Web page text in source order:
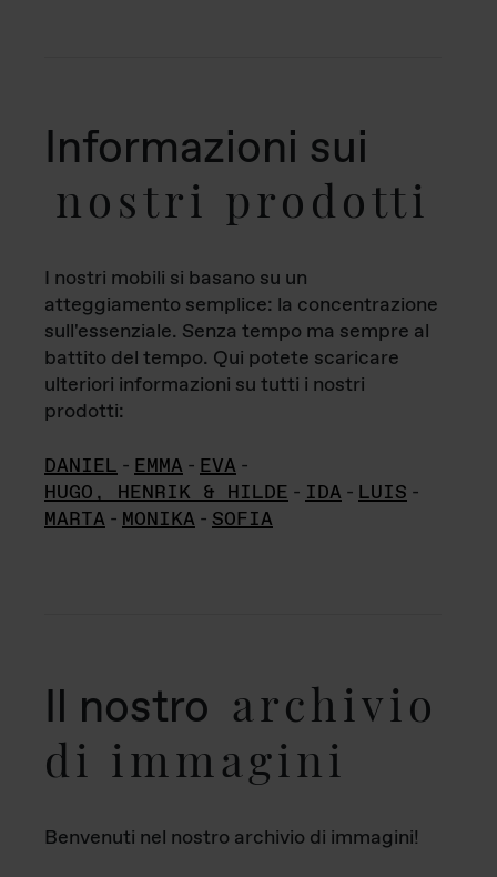
Informazioni sui
nostri prodotti
I nostri mobili si basano su un
atteggiamento semplice: la concentrazione
sull'essenziale. Senza tempo ma sempre al
battito del tempo. Qui potete scaricare
ulteriori informazioni su tutti i nostri
prodotti:
DANIEL - EMMA - EVA -
HUGO, HENRIK & HILDE - IDA - LUIS -
MARTA - MONIKA - SOFIA
Il nostro archivio
di immagini
Benvenuti nel nostro archivio di immagini!